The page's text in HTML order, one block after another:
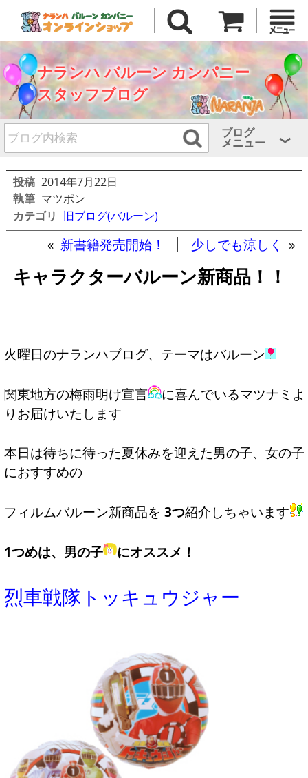
ナランハ バルーン カンパニー
スタッフブログ
ブログ
メニュー
投稿 2014年7月22日
執筆 マツポン
カテゴリ 旧ブログ(バルーン)
« 新書籍発売開始！ 少しでも涼しく »
キャラクターバルーン新商品！！
火曜日のナランハブログ、テーマはバルーン
関東地方の梅雨明け宣言
に喜んでいるマツナミよ
りお届けいたします
本日は待ちに待った夏休みを迎えた男の子、女の子
におすすめの
フィルムバルーン新商品を 3つ紹介しちゃいます
1つめは、男の子 にオススメ！
烈車戦隊トッキュウジャー